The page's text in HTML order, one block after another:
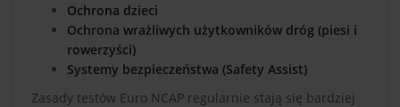
Ochrona dzieci
Ochrona wrażliwych użytkowników dróg (piesi i
rowerzyści)
Systemy bezpieczeństwa (Safety Assist)
Zasady testów Euro NCAP regularnie stają się bardziej